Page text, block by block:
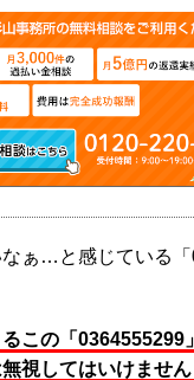
で選ぶ
ぁ…と感じている「
この「0364555299
視してはいけません